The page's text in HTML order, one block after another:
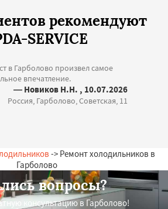
рекомендуют
SERVICE
в Гарболово произвел самое
впечатление.
— Новиков Н.Н. , 10.07.2026
Россия, Гарболово, Советская, 11
-> Ремонт холодильников в
Гарболово
вопросы?
консультацию в Гарболово!